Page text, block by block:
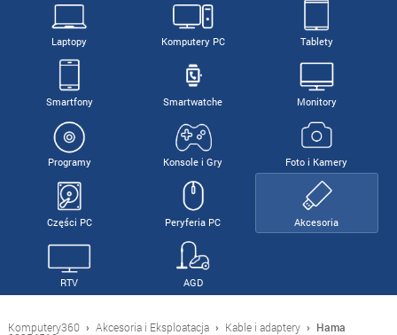
Laptopy Komputery PC Tablety
Smartfony Smartwatche Monitory
Programy Konsole i Gry Foto i Kamery
Części PC Peryferia PC Akcesoria
RTV AGD
Komputery360 › Akcesoria i Eksploatacja › Kable i adaptery › Hama